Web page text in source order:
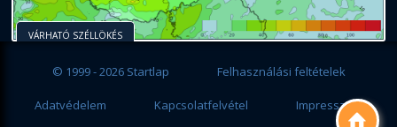

VÁRHATÓ SZÉLLÖKÉS
© 1999 - 2026 Startlap Felhasználási feltételek
Adatvédelem Kapcsolatfelvétel Impresszum